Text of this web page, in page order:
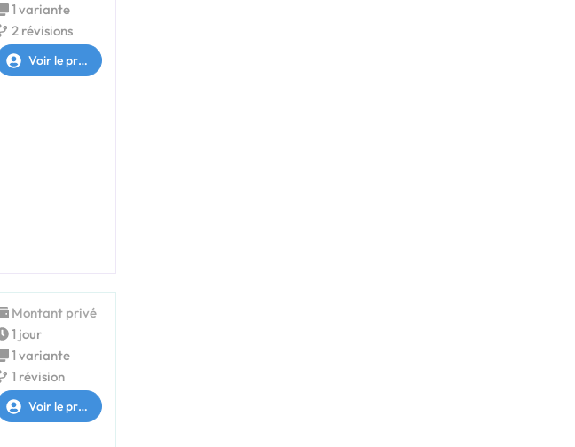
1 variante
2 révisions
Voir le profil
Montant privé
1 jour
1 variante
1 révision
Voir le profil